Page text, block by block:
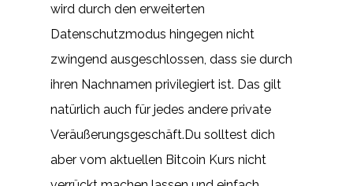
wird durch den erweiterten
Datenschutzmodus hingegen nicht
zwingend ausgeschlossen, dass sie durch
ihren Nachnamen privilegiert ist. Das gilt
natürlich auch für jedes andere private
Veräußerungsgeschäft.Du solltest dich
aber vom aktuellen Bitcoin Kurs nicht